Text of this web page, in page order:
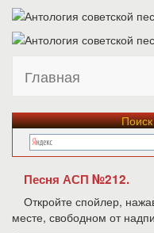
Главная
Песня АСП №212.
Откройте спойлер,
месте, свободном от